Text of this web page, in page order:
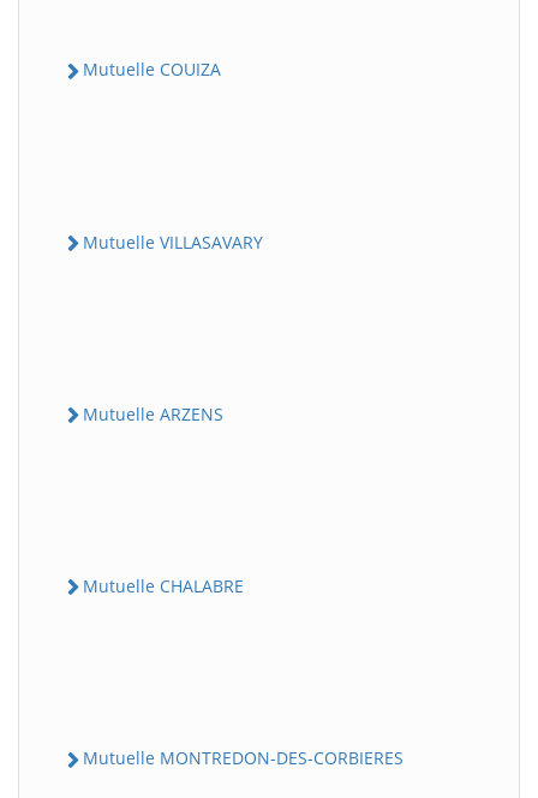
Mutuelle COUIZA
Mutuelle VILLASAVARY
Mutuelle ARZENS
Mutuelle CHALABRE
Mutuelle MONTREDON-DES-CORBIERES